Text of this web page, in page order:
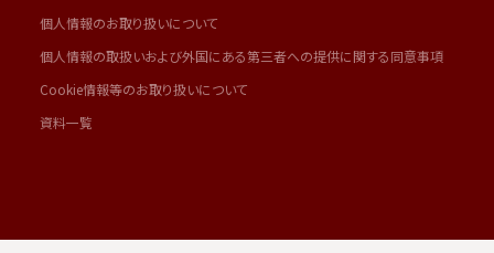
個人情報のお取り扱いについて
個人情報の取扱いおよび外国にある第三者への提供に関する同意事項
Cookie情報等のお取り扱いについて
資料一覧